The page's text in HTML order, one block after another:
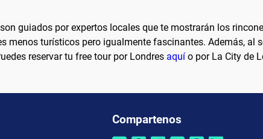
guiados por expertos locales que te mostrarán los
menos turísticos pero igualmente fascinantes. Además, al
reservar tu free tour por Londres aquí o por La City de
Compartenos